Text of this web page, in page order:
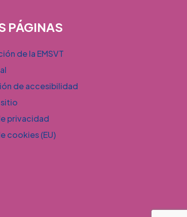
PÁGINAS
de la EMSVT
de accesibilidad
sitio
privacidad
cookies (EU)